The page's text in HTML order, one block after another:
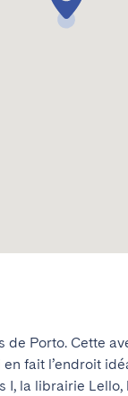
de Porto. Cette
fait l’endroit
I, la librairie